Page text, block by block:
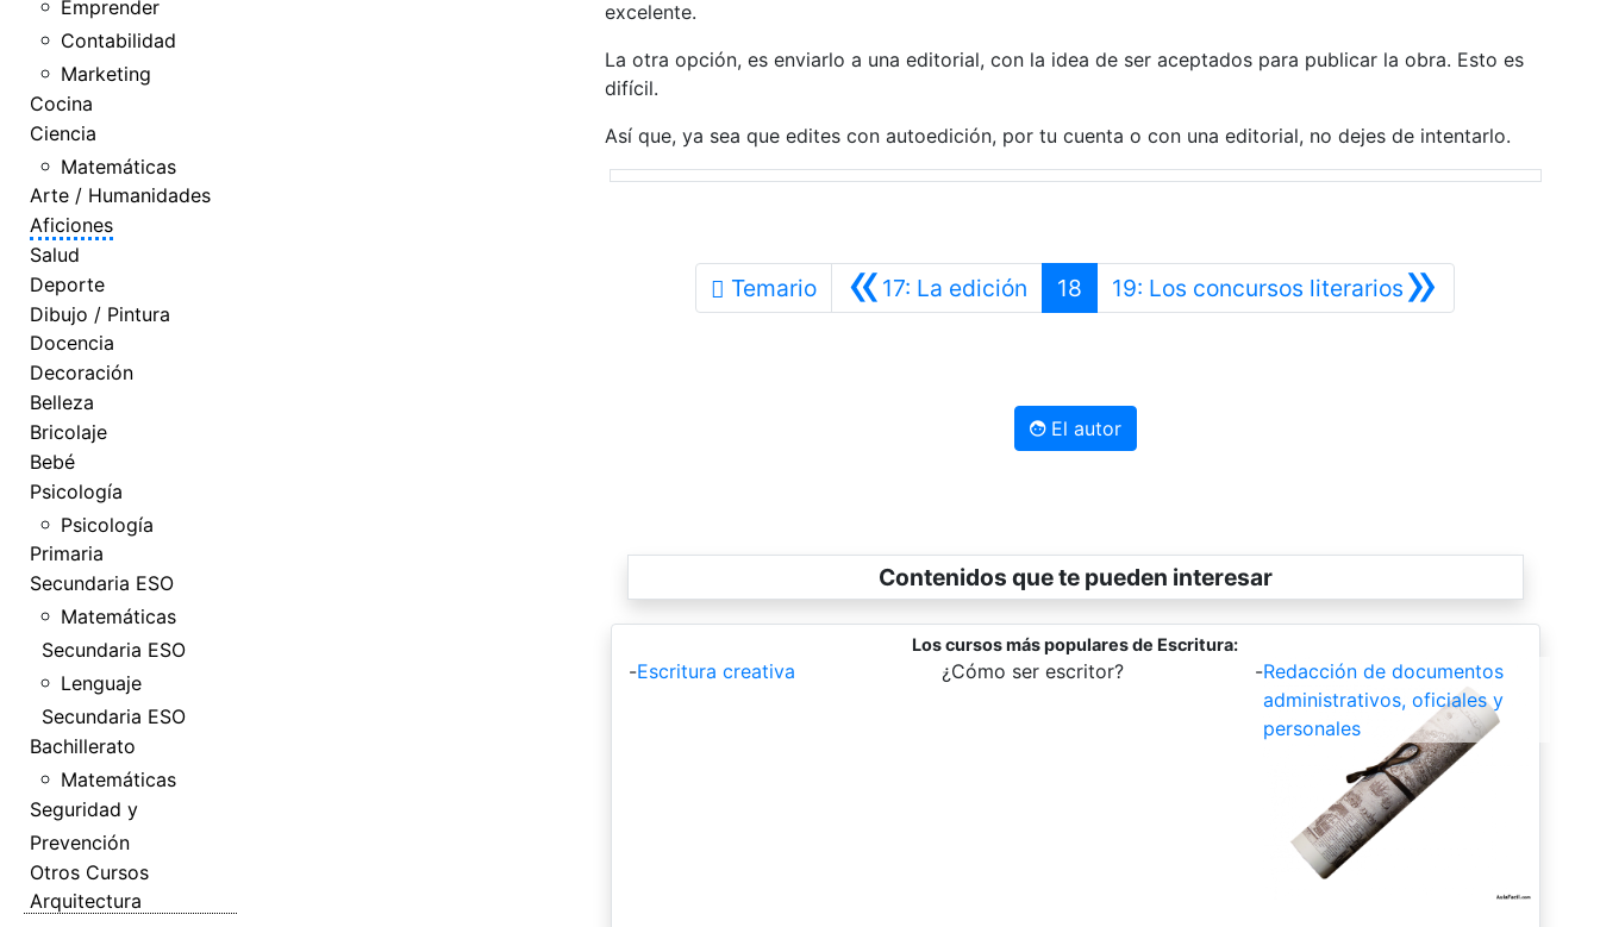
Emprender
Contabilidad
Marketing
Cocina
Ciencia
Matemáticas
Arte / Humanidades
Aficiones
Salud
Deporte
Dibujo / Pintura
Docencia
Decoración
Belleza
Bricolaje
Bebé
Psicología
Psicología
Primaria
Secundaria ESO
Matemáticas
Secundaria ESO
Lenguaje
Secundaria ESO
Bachillerato
Matemáticas
Seguridad y
Prevención
Otros Cursos
Arquitectura
excelente.
La otra opción, es enviarlo a una editorial, con la idea de ser aceptados para publicar la obra. Esto es
difícil.
Así que, ya sea que edites con autoedición, por tu cuenta o con una editorial, no dejes de intentarlo.
Temario «17: La edición Anterior
18 »
19: Los concursos literarios Siguiente
El autor
Contenidos que te pueden interesar
Los cursos más populares de Escritura:
-Escritura creativa -
¿Cómo ser escritor? -Redacción de documentos
administrativos, oficiales y
personales